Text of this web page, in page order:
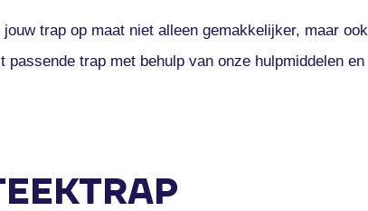
trap op maat niet alleen gemakkelijker, maar ook
trap met behulp van onze hulpmiddelen en